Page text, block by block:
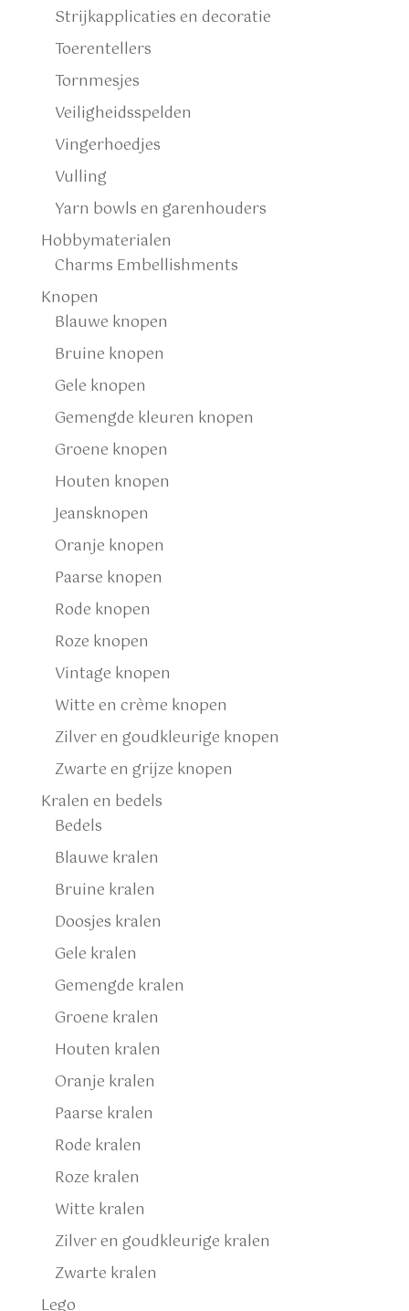
Strijkapplicaties en decoratie
Toerentellers
Tornmesjes
Veiligheidsspelden
Vingerhoedjes
Vulling
Yarn bowls en garenhouders
Hobbymaterialen
Charms Embellishments
Knopen
Blauwe knopen
Bruine knopen
Gele knopen
Gemengde kleuren knopen
Groene knopen
Houten knopen
Jeansknopen
Oranje knopen
Paarse knopen
Rode knopen
Roze knopen
Vintage knopen
Witte en crème knopen
Zilver en goudkleurige knopen
Zwarte en grijze knopen
Kralen en bedels
Bedels
Blauwe kralen
Bruine kralen
Doosjes kralen
Gele kralen
Gemengde kralen
Groene kralen
Houten kralen
Oranje kralen
Paarse kralen
Rode kralen
Roze kralen
Witte kralen
Zilver en goudkleurige kralen
Zwarte kralen